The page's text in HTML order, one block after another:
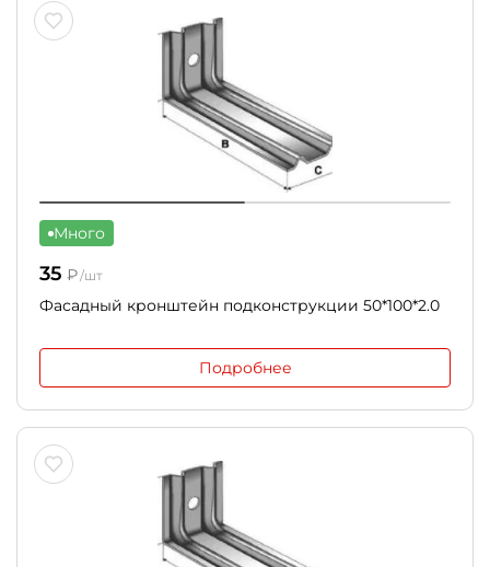
Много
35 ₽/шт
Фасадный кронштейн подконструкции 50*100*2.0
Подробнее